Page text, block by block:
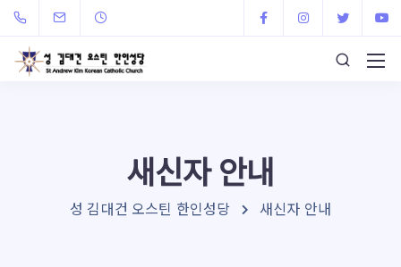
새신자 안내
성 김대건 오스틴 한인성당 새신자 안내